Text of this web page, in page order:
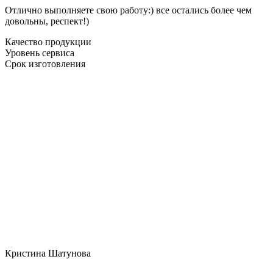
Отлично выполняете свою работу:) все остались более чем
довольны, респект!)
Качество продукции
Уровень сервиса
Срок изготовления
Кристина Шатунова